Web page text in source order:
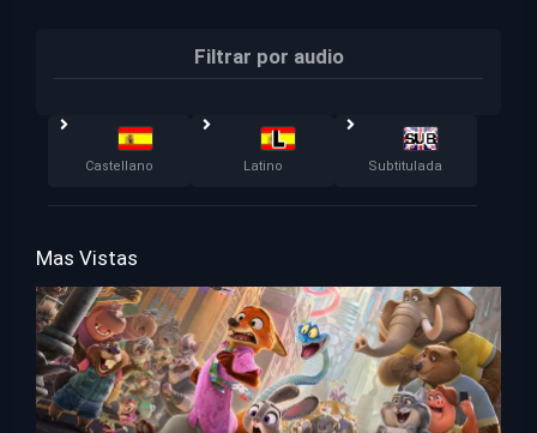
Filtrar por audio
Castellano Latino Subtitulada
Mas Vistas